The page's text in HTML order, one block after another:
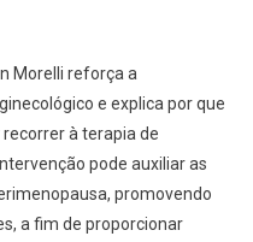
Morelli reforça a
e explica por que
à terapia de
pode auxiliar as
promovendo
a fim de proporcionar